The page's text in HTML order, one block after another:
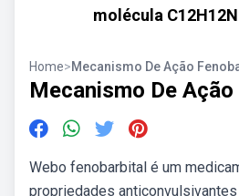
molécula
Home>Mecanismo De Ação
Mecanismo De Ação
Webo fenobarbital é um
propriedades